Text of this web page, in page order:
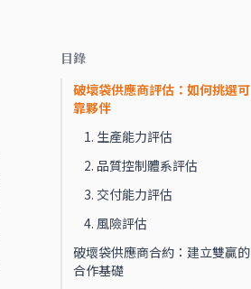
目錄
破壞袋供應商評估：如何挑選可
靠夥伴
1. 生產能力評估
2. 品質控制體系評估
3. 交付能力評估
4. 風險評估
破壞袋供應商合約：建立雙贏的
合作基礎